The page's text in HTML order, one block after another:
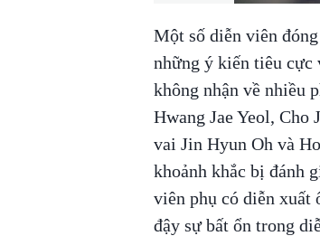
Một số diễn viên
những ý kiến tiêu cực
không nhận về nhiều
Hwang Jae Yeol,
vai Jin Hyun Oh và
khoảnh khắc bị đánh
viên phụ có diễn xuất
đậy sự bất ổn trong